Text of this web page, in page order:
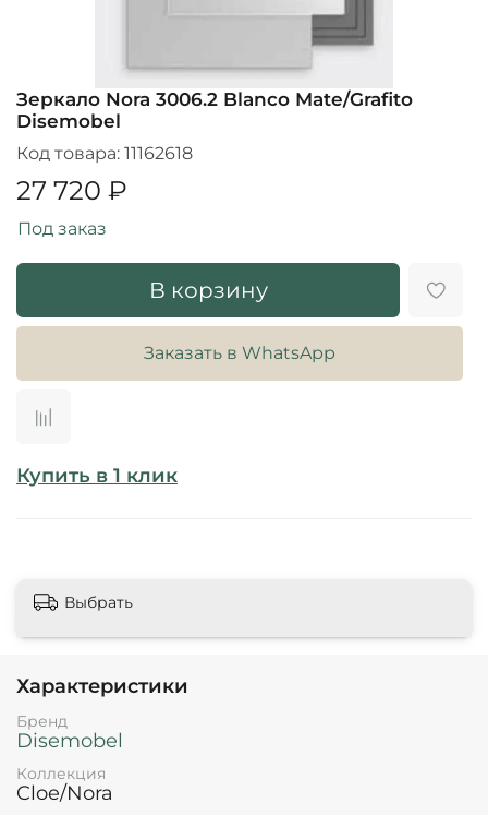
Зеркало Nora 3006.2 Blanco Mate/Grafito
Disemobel
Код товара: 11162618
27 720 ₽
В корзину
Заказать в WhatsApp
Купить в 1 клик
Под заказ
Выбрать
Характеристики
Бренд
Disemobel
Коллекция
Cloe/Nora